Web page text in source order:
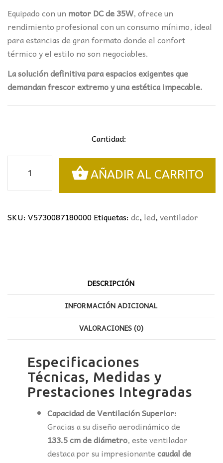
Equipado con un motor DC de 35W, ofrece un
rendimiento profesional con un consumo mínimo, ideal
para estancias de gran formato donde el confort
térmico y el estilo no son negociables.
La solución definitiva para espacios exigentes que
demandan frescor extremo y una estética impecable.
Cantidad:
USHUAIA
NEGRO
Ø133CMS
AÑADIR AL CARRITO
SKU: V5730087180000Etiquetas: dc, led,ventilador
DESCRIPCIÓN
INFORMACIÓN ADICIONAL
VALORACIONES (0)
Especificaciones
Técnicas, Medidas y
Prestaciones Integradas
Capacidad de Ventilación Superior:
Gracias a su diseño aerodinámico de
133.5 cm de diámetro, este ventilador
destaca por su impresionantecaudal de